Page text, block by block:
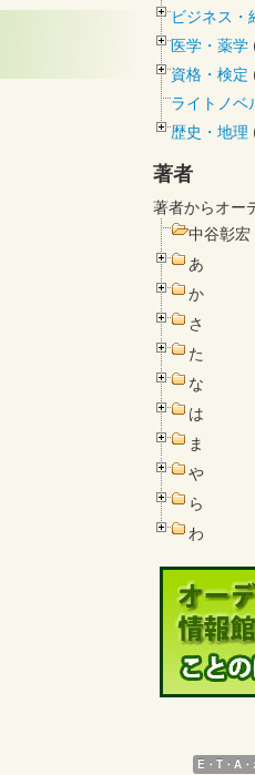
ビジネス・
医学・薬学
資格・検定
ライトノベ
歴史・地理
著者
著者からオー
中谷彰宏
あ
か
さ
た
な
は
ま
や
ら
わ
E・T・A